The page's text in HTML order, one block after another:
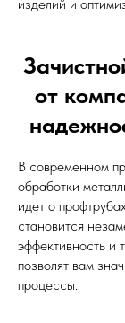
изделий и
от
В современном
обработки
идет о
становится
эффективность и
позволят вам
процессы.